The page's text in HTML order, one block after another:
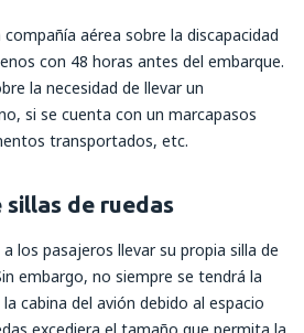
aérea sobre la discapacidad
con 48 horas antes del embarque.
la necesidad de llevar un
si se cuenta con un marcapasos
transportados, etc.
de ruedas
los pasajeros llevar su propia silla de
embargo, no siempre se tendrá la
cabina del avión debido al espacio